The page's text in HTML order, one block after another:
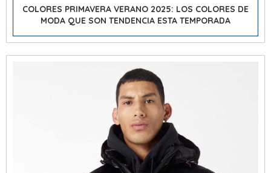
COLORES PRIMAVERA VERANO 2025: LOS COLORES DE
MODA QUE SON TENDENCIA ESTA TEMPORADA